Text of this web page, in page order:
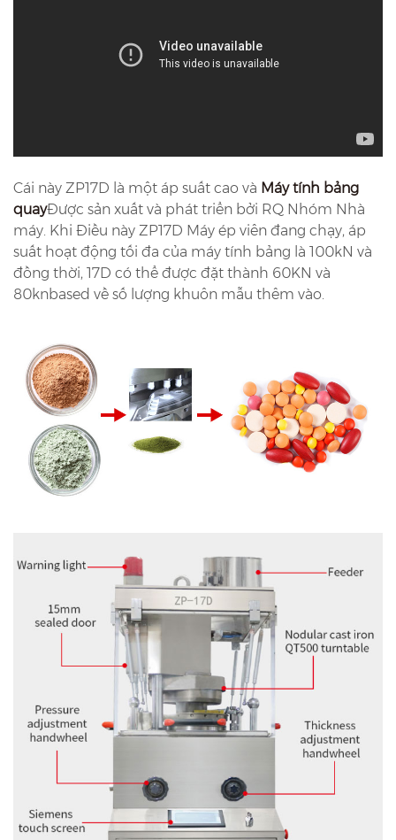
Cái này ZP17D là một áp suất cao và Máy tính bảng
quayĐược sản xuất và phát triển bởi RQ Nhóm Nhà
máy. Khi Điều này ZP17D Máy ép viên đang chạy, áp
suất hoạt động tối đa của máy tính bảng là 100kN và
đồng thời, 17D có thể được đặt thành 60KN và
80knbased về số lượng khuôn mẫu thêm vào.